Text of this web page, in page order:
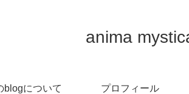
anima
blogについて プロフィール